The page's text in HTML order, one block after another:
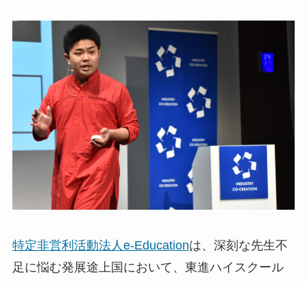
特定非営利活動法人e-Educationは、深刻な先生不
足に悩む発展途上国において、東進ハイスクール